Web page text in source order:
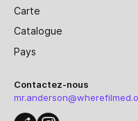
Carte
Catalogue
Pays
Contactez-nous